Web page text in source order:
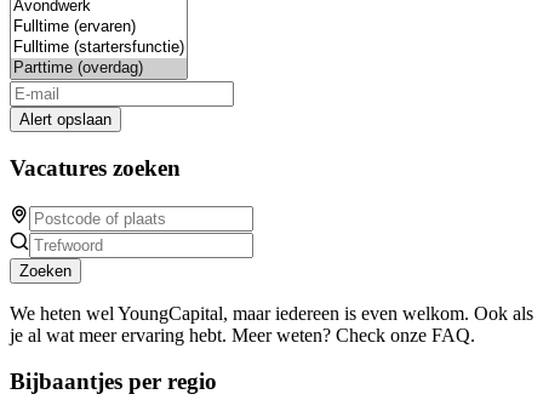
Alert opslaan
Vacatures zoeken
Zoeken
We heten wel YoungCapital, maar iedereen is even welkom. Ook als
je al wat meer ervaring hebt. Meer weten? Check onze FAQ.
Bijbaantjes per regio